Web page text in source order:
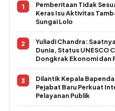
Pemberitaan Tidak
Keras Isu Aktivitas
Sungai Lolo
Yuliadi Chandra:
Dunia, Status UNESCO
Dongkrak Ekonomi dan
Dilantik Kepala
Pejabat Baru Perkuat
Pelayanan Publik